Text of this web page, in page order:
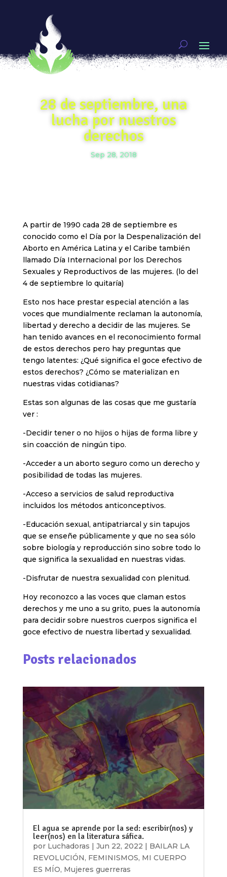
28 de septiembre, una
lucha por nuestros
derechos
Sep 28, 2018
A partir de 1990 cada 28 de septiembre es
conocido como el Día por la Despenalización del
Aborto en América Latina y el Caribe también
llamado Día Internacional por los Derechos
Sexuales y Reproductivos de las mujeres. (lo del
4 de septiembre lo quitaría)
Esto nos hace prestar especial atención a las
voces que mundialmente reclaman la autonomía,
libertad y derecho a decidir de las mujeres. Se
han tenido avances en el reconocimiento formal
de estos derechos pero hay preguntas que
tengo latentes: ¿Qué significa el goce efectivo de
estos derechos? ¿Cómo se materializan en
nuestras vidas cotidianas?
Estas son algunas de las cosas que me gustaría
ver :
-Decidir tener o no hijos o hijas de forma libre y
sin coacción de ningún tipo.
-Acceder a un aborto seguro como un derecho y
posibilidad de todas las mujeres.
-Acceso a servicios de salud reproductiva
incluidos los métodos anticonceptivos.
-Educación sexual, antipatriarcal y sin tapujos
que se enseñe públicamente y que no sea sólo
sobre biología y reproducción sino sobre todo lo
que significa la sexualidad en nuestras vidas.
-Disfrutar de nuestra sexualidad con plenitud.
Hoy reconozco a las voces que claman estos
derechos y me uno a su grito, pues la autonomía
para decidir sobre nuestros cuerpos significa el
goce efectivo de nuestra libertad y sexualidad.
Posts relacionados
El agua se aprende por la sed: escribir(nos) y
leer(nos) en la literatura sáfica.
por Luchadoras Jun 22, 2022
BAILAR LA
REVOLUCIÓN, FEMINISMOS, MI CUERPO
ES MÍO, Mujeres guerreras